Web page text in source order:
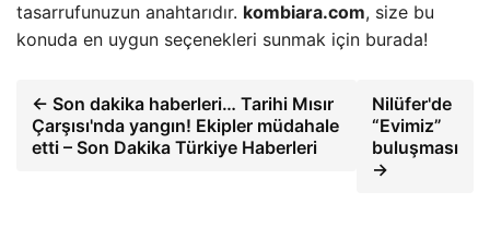
tasarrufunuzun anahtarıdır. kombiara.com, size bu
konuda en uygun seçenekleri sunmak için burada!
← Son dakika haberleri… Tarihi Mısır
Çarşısı'nda yangın! Ekipler müdahale
etti – Son Dakika Türkiye Haberleri
Nilüfer'de
“Evimiz”
buluşması
→